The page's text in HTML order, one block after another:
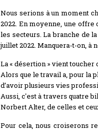
Nous serions à un moment
2022. En moyenne, une offre
les secteurs. La branche de
juillet 2022. Manquera-t-on, à
La « désertion » vient
Alors que le travail a, pour la
d’avoir plusieurs vies
Aussi, c'est à travers quatre
Norbert Alter, de celles et
Pour cela, nous croiserons